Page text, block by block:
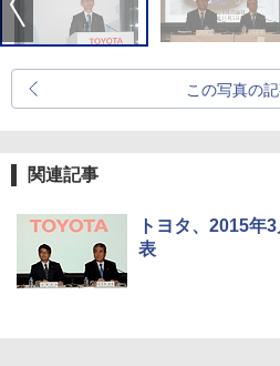
この写真の
関連記事
トヨタ、2015年
表